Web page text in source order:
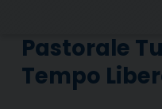
Pastorale
Tempo